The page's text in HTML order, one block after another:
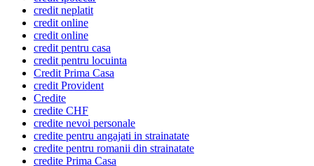
credit neplatit
credit online
credit online
credit pentru casa
credit pentru locuinta
Credit Prima Casa
credit Provident
Credite
credite CHF
credite nevoi personale
credite pentru angajati in strainatate
credite pentru romanii din strainatate
credite Prima Casa